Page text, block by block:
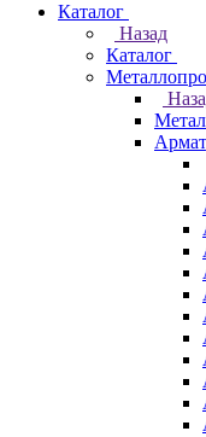
Каталог
Назад
Каталог